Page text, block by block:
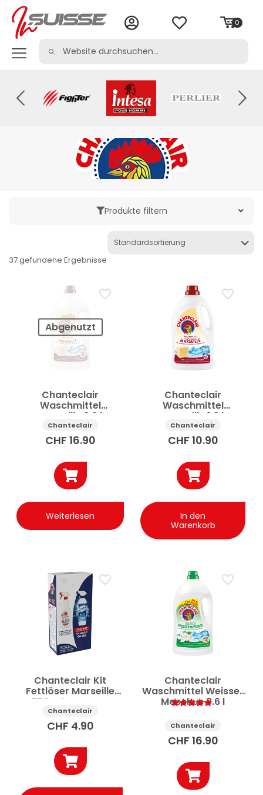
0
Produkte filtern
✕ Alle Filter zurücksetzen
37 gefundene Ergebnisse
Abgenutzt
Chanteclair
Waschmittel
Marseille 3.6 l
Chanteclair
CHF 16.90
Weiterlesen
Chanteclair
Waschmittel
Marseille 1.8 l
Chanteclair
CHF 10.90
In den
Warenkorb
Chanteclair Kit
Fettlöser Marseille
750 ml + Quasar
Glasreiniger 650 ml
Chanteclair
CHF 4.90
Chanteclair
Waschmittel Weisser
Moschus 3.6 l
5.00
von 5
Chanteclair
CHF 16.90